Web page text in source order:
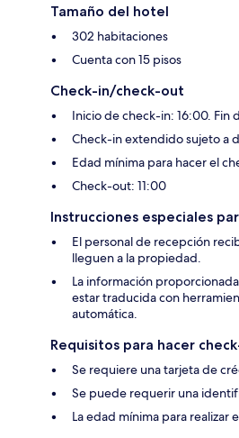
Tamaño del hotel
302 habitaciones
Cuenta con 15 pisos
Check-in/check-out
Inicio de check-in: 16:00.
Check-in extendido sujeto a
Edad mínima para hacer el
Check-out: 11:00
Instrucciones especiales
El personal de recepción
lleguen a la propiedad.
La información
estar traducida con
automática.
Requisitos para hacer
Se requiere una tarjeta de
Se puede requerir una
La edad mínima para realizar